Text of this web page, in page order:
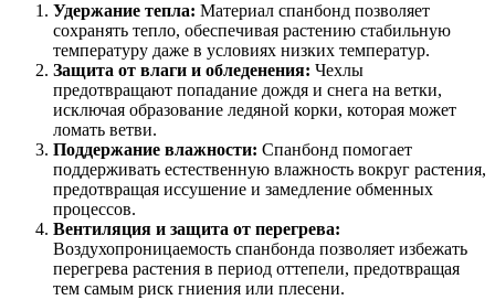
Удержание тепла: Материал спанбонд позволяет
сохранять тепло, обеспечивая растению стабильную
температуру даже в условиях низких температур.
Защита от влаги и обледенения: Чехлы
предотвращают попадание дождя и снега на ветки,
исключая образование ледяной корки, которая может
ломать ветви.
Поддержание влажности: Спанбонд помогает
поддерживать естественную влажность вокруг растения,
предотвращая иссушение и замедление обменных
процессов.
Вентиляция и защита от перегрева:
Воздухопроницаемость спанбонда позволяет избежать
перегрева растения в период оттепели, предотвращая
тем самым риск гниения или плесени.